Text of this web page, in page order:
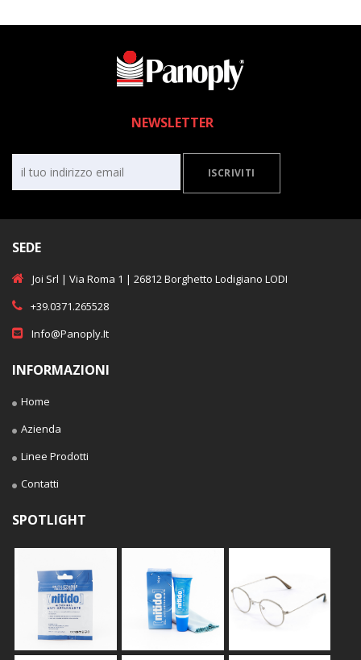
NEWSLETTER
ISCRIVITI
SEDE
Joi Srl | Via Roma 1 | 26812 Borghetto Lodigiano LODI
+39.0371.265528
Info@panoply.it
INFORMAZIONI
Home
Azienda
Linee Prodotti
Contatti
SPOTLIGHT